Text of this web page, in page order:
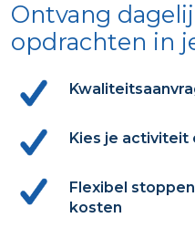
Ontvang
opdrachten in
Kies je activiteit
Flexibel
kosten